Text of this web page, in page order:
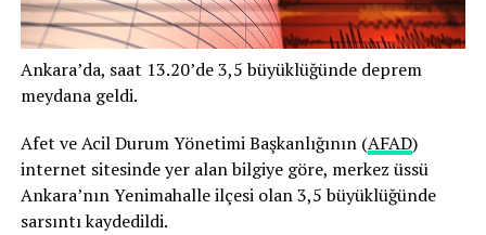
Ankara’da, saat 13.20’de 3,5 büyüklüğünde deprem
meydana geldi.
Afet ve Acil Durum Yönetimi Başkanlığının (AFAD)
internet sitesinde yer alan bilgiye göre, merkez üssü
Ankara’nın Yenimahalle ilçesi olan 3,5 büyüklüğünde
sarsıntı kaydedildi.